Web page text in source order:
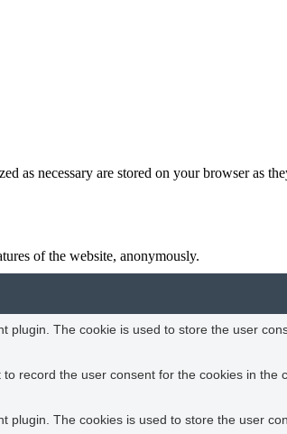
as necessary are stored on your browser as
of the website, anonymously.
plugin. The cookie is used to store the user
record the user consent for the cookies in the
plugin. The cookies is used to store the user